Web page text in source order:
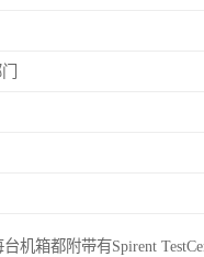
机箱都附带有Spirent